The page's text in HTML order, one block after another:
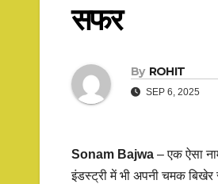
सफर
By ROHIT
SEP 6, 2025
Sonam Bajwa – एक ऐसा
इंडस्ट्री में भी अपनी चमक बिखेर